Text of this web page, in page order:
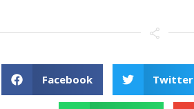
Facebook Twitter